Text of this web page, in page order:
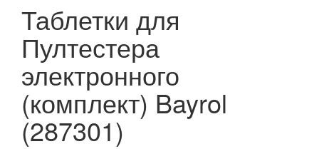
Таблетки для
Пултестера
электронного
(комплект) Bayrol
(287301)